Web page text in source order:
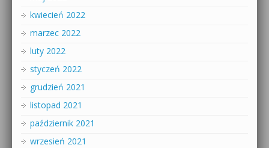
kwiecień 2022
marzec 2022
luty 2022
styczeń 2022
grudzień 2021
listopad 2021
październik 2021
wrzesień 2021